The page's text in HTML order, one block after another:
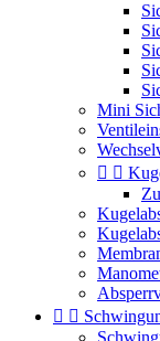
Mini
 
 